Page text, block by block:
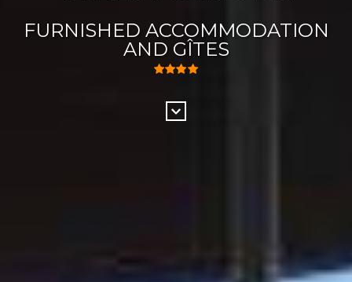
FURNISHED ACCOMMODATION
AND GÎTES